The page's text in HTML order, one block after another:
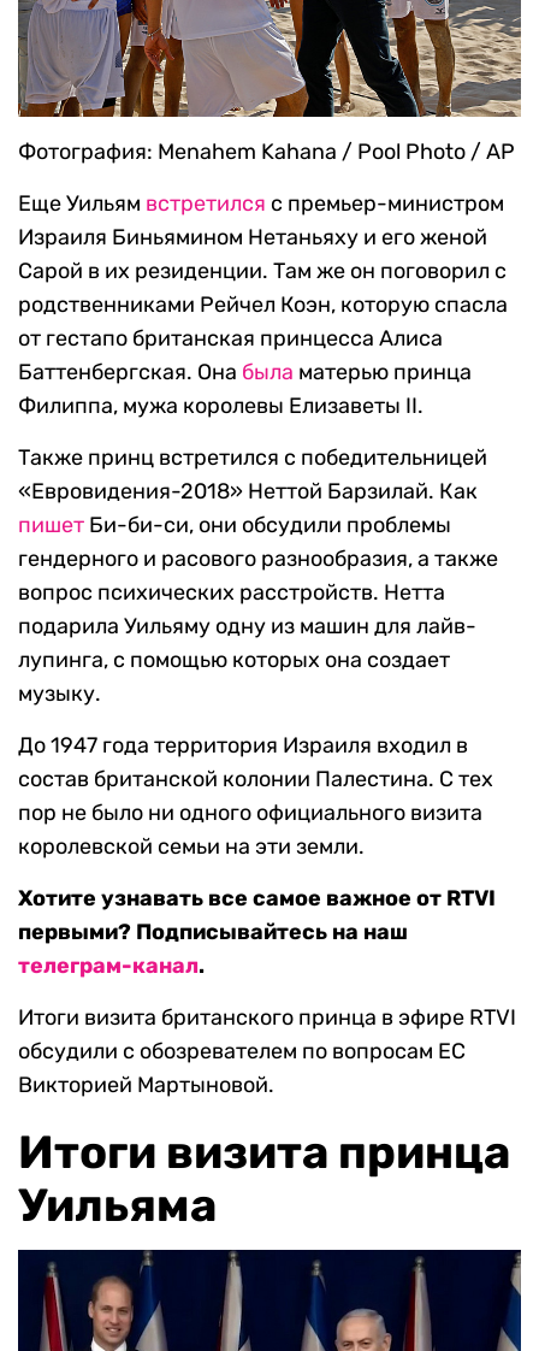
Фотография: Menahem Kahana / Pool Photo / AP
Еще Уильям встретился с премьер-министром
Израиля Биньямином Нетаньяху и его женой
Сарой в их резиденции. Там же он поговорил с
родственниками Рейчел Коэн, которую спасла
от гестапо британская принцесса Алиса
Баттенбергская. Она была матерью принца
Филиппа, мужа королевы Елизаветы II.
Также принц встретился с победительницей
«Евровидения-2018» Неттой Барзилай. Как
пишет Би-би-си, они обсудили проблемы
гендерного и расового разнообразия, а также
вопрос психических расстройств. Нетта
подарила Уильяму одну из машин для лайв-
лупинга, с помощью которых она создает
музыку.
До 1947 года территория Израиля входил в
состав британской колонии Палестина. С тех
пор не было ни одного официального визита
королевской семьи на эти земли.
Хотите узнавать все самое важное от RTVI
первыми? Подписывайтесь на наш
телеграм-канал.
Итоги визита британского принца в эфире RTVI
обсудили с обозревателем по вопросам ЕС
Викторией Мартыновой.
Итоги визита принца
Уильяма